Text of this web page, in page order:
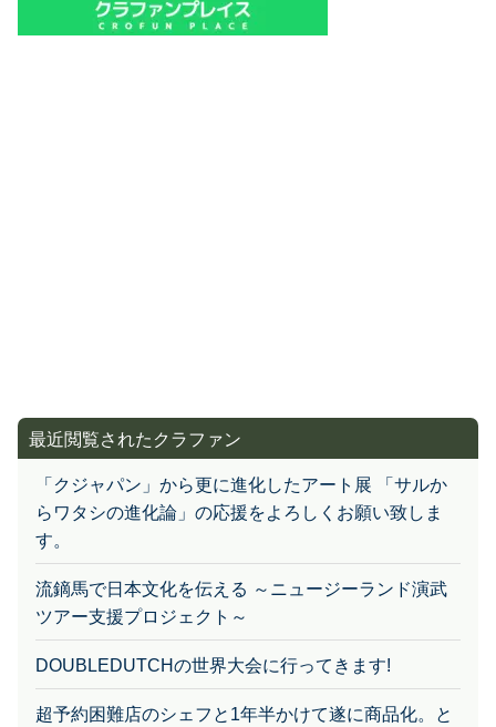
「クジャパン」から更に進化したアート展 「サルか
らワタシの進化論」の応援をよろしくお願い致しま
す。
流鏑馬で日本文化を伝える ～ニュージーランド演武
ツアー支援プロジェクト～
DOUBLEDUTCHの世界大会に行ってきます!
超予約困難店のシェフと1年半かけて遂に商品化。と
ろけるピスタチオロールケーキ誕生